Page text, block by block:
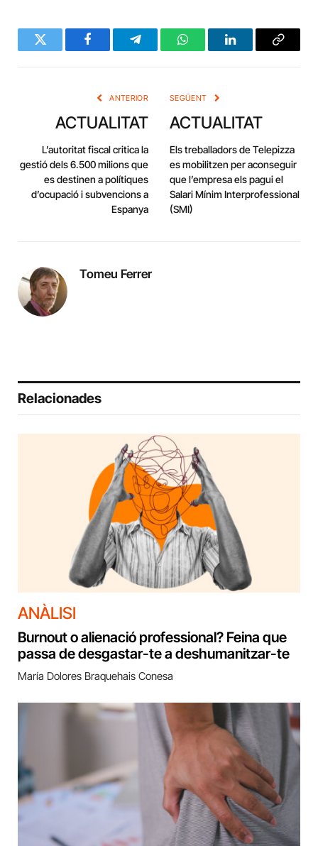
Twitter FacebookTelegramWhatsAppLinkedInCopy
ANTERIOR
ACTUALITAT
L’autoritat fiscal critica la
gestió dels 6.500 milions que
es destinen a polítiques
d’ocupació i subvencions a
Espanya
SEGÜENT
ACTUALITAT
Els treballadors de Telepizza
es mobilitzen per aconseguir
que l’empresa els pagui el
Salari Mínim Interprofessional
(SMI)
Tomeu Ferrer
Relacionades
ANÀLISI
Burnout o alienació professional? Feina que
passa de desgastar-te a deshumanitzar-te
María Dolores Braquehais Conesa